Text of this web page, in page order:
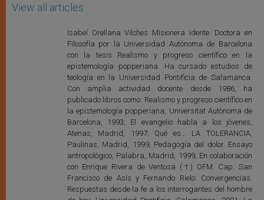
View all articles
Isabel Orellana Vilches Misionera idente. Doctora en
Filosofía por la Universidad Autónoma de Barcelona
con la tesis Realismo y progreso científico en la
epistemología popperiana. Ha cursado estudios de
teología en la Universidad Pontificia de Salamanca.
Con amplia actividad docente desde 1986, ha
publicado libros como: Realismo y progreso científico en
la epistemología popperiana, Universitat Autònoma de
Barcelona, 1993; El evangelio habla a los jóvenes,
Atenas, Madrid, 1997; Qué es... LA TOLERANCIA,
Paulinas, Madrid, 1999; Pedagogía del dolor. Ensayo
antropológico, Palabra, Madrid, 1999; En colaboración
con Enrique Rivera de Ventosa (†) OFM. Cap. San
Francisco de Asís y Fernando Rielo: Convergencias.
Respuestas desde la fe a los interrogantes del hombre